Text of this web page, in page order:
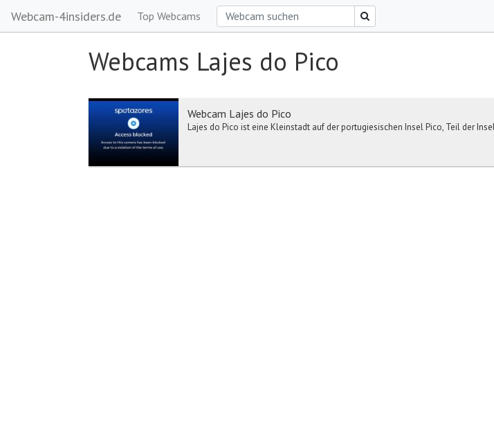
Webcam-4insiders.de Top Webcams
Webcams Lajes do Pico
Webcam Lajes do Pico
Lajes do Pico ist eine Kleinstadt auf der portugiesischen Insel Pico, Teil der